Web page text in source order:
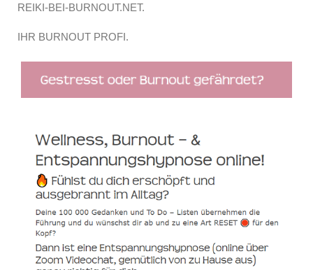
REIKI-BEI-BURNOUT.NET.
IHR BURNOUT PROFI.